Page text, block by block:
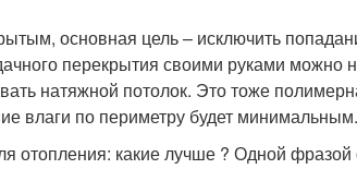
основная цель – исключить
перекрытия своими руками можно
натяжной потолок. Это тоже
влаги по периметру будет минимальным.
отопления: какие лучше ? Одной фразой